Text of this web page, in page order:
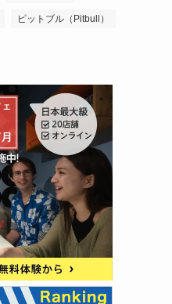
ピットブル（Pitbull）